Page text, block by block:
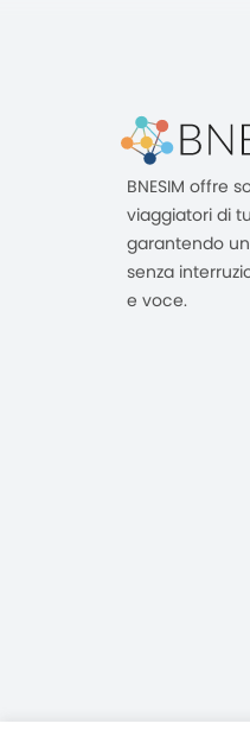
BNESIM offre
viaggiatori di
garantendo
senza
e voce.